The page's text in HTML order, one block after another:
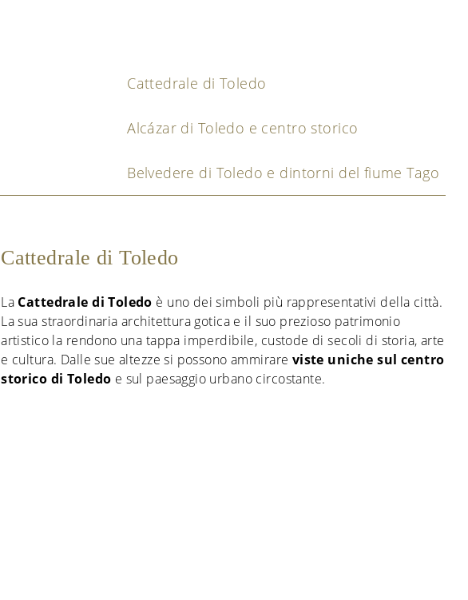
Cattedrale di Toledo
Alcázar di Toledo e centro storico
Belvedere di Toledo e dintorni del fiume Tago
Cattedrale di Toledo
La Cattedrale di Toledo è uno dei simboli più rappresentativi della città.
La sua straordinaria architettura gotica e il suo prezioso patrimonio
artistico la rendono una tappa imperdibile, custode di secoli di storia, arte
e cultura. Dalle sue altezze si possono ammirare viste uniche sul centro
storico di Toledo e sul paesaggio urbano circostante.